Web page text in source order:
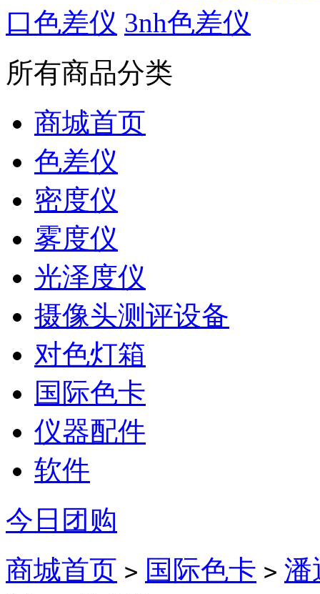
口色差仪 3nh色差仪
所有商品分类
商城首页
色差仪
密度仪
雾度仪
光泽度仪
摄像头测评设备
对色灯箱
国际色卡
仪器配件
软件
今日团购
商城首页 > 国际色卡 > 潘